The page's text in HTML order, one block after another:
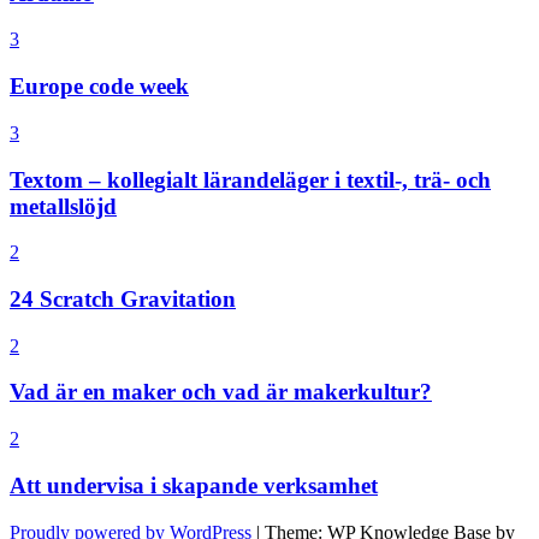
3
Europe code week
3
Textom – kollegialt lärandeläger i textil-, trä- och
metallslöjd
2
24 Scratch Gravitation
2
Vad är en maker och vad är makerkultur?
2
Att undervisa i skapande verksamhet
Proudly powered by WordPress | Theme: WP Knowledge Base by